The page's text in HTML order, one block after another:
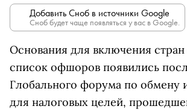
Добавить Сноб в источники Google
Сноб будет чаще появляться у вас в Google.
Основания для включения
список офшоров появились
Глобального форума по обмену
для налоговых целей,